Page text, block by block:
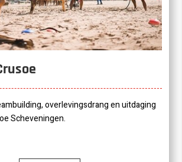
overlevingsdrang en uitdaging
Scheveningen.